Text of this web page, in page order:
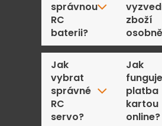
správnou
RC
baterii?
Jak
vybrat
správné
RC
servo?
zboží
Jak
funguje
platba
kartou
online?